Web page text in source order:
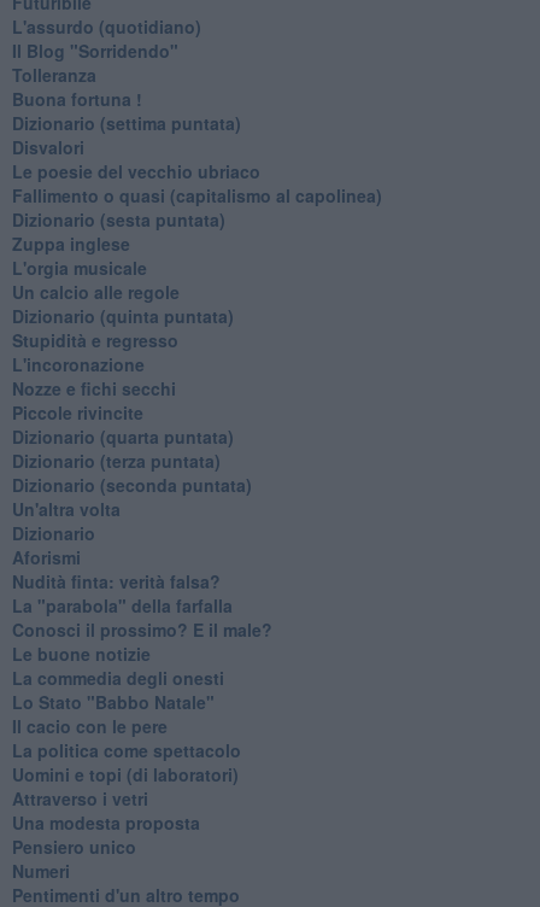
L'assurdo (quotidiano)
Il Blog "Sorridendo"
Tolleranza
Buona fortuna !
​Dizionario (settima puntata)
Disvalori
Le poesie del vecchio ubriaco
Fallimento o quasi (capitalismo al capolinea)
Dizionario (sesta puntata)
Zuppa inglese
L'orgia musicale
Un calcio alle regole
Dizionario (quinta puntata)
Stupidità e regresso
L'incoronazione
Nozze e fichi secchi
Piccole rivincite
​Dizionario (quarta puntata)
​Dizionario (terza puntata)
​Dizionario (seconda puntata)
Un'altra volta
Dizionario
Aforismi
Nudità finta: verità falsa?
La "parabola" della farfalla
Conosci il prossimo? E il male?
Le buone notizie
La commedia degli onesti
Lo Stato "Babbo Natale"
Il cacio con le pere
La politica come spettacolo
Uomini e topi (di laboratori)
Attraverso i vetri
Una modesta proposta
Pensiero unico
Numeri
Pentimenti d'un altro tempo